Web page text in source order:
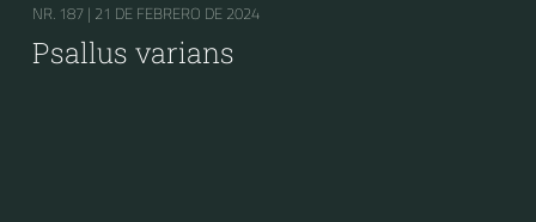
NR. 187 | 21 DE FEBRERO DE 2024
Psallus varians